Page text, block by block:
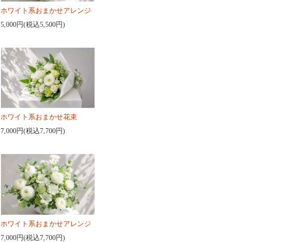
ホワイト系おまかせアレンジ
5,000円(税込5,500円)
ホワイト系おまかせ花束
7,000円(税込7,700円)
ホワイト系おまかせアレンジ
7,000円(税込7,700円)